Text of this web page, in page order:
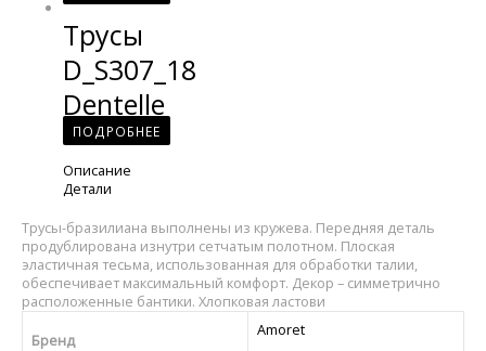
Трусы
D_S307_18
Dentelle
ПОДРОБНЕЕ
Описание
Детали
Трусы-бразилиана выполнены из кружева. Передняя деталь
продублирована изнутри сетчатым полотном. Плоская
эластичная тесьма, использованная для обработки талии,
обеспечивает максимальный комфорт. Декор – симметрично
расположенные бантики. Хлопковая ластови
Бренд
Amoret